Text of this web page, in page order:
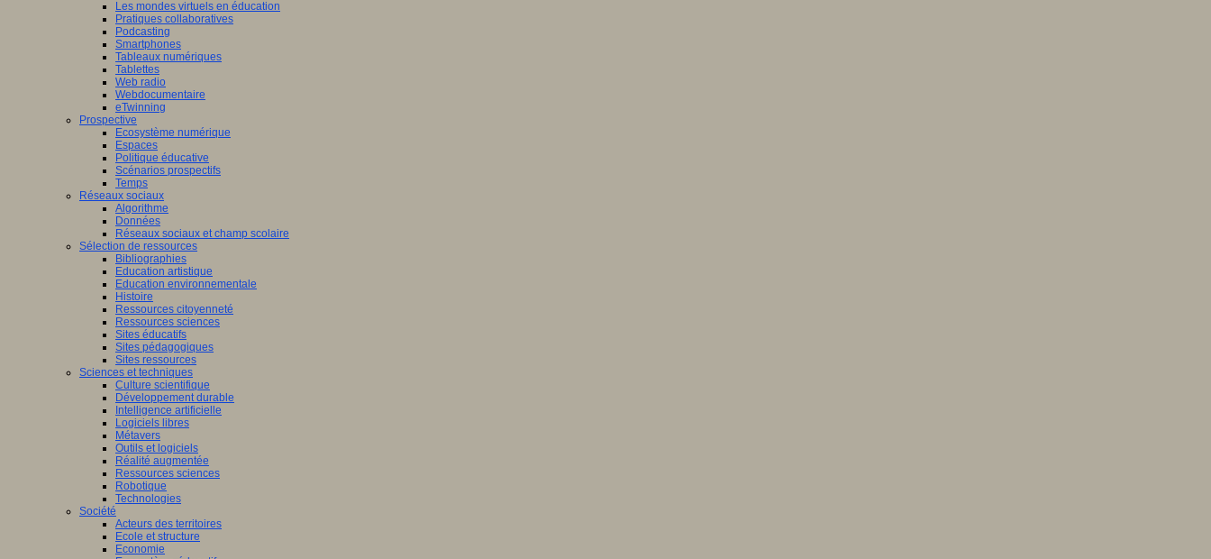
Les mondes virtuels en éducation
Pratiques collaboratives
Podcasting
Smartphones
Tableaux numériques
Tablettes
Web radio
Webdocumentaire
eTwinning
Prospective
Ecosystème numérique
Espaces
Politique éducative
Scénarios prospectifs
Temps
Réseaux sociaux
Algorithme
Données
Réseaux sociaux et champ scolaire
Sélection de ressources
Bibliographies
Education artistique
Education environnementale
Histoire
Ressources citoyenneté
Ressources sciences
Sites éducatifs
Sites pédagogiques
Sites ressources
Sciences et techniques
Culture scientifique
Développement durable
Intelligence artificielle
Logiciels libres
Métavers
Outils et logiciels
Réalité augmentée
Ressources sciences
Robotique
Technologies
Société
Acteurs des territoires
Ecole et structure
Economie